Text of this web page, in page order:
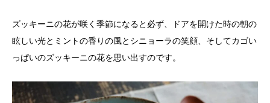
ズッキーニの花が咲く季節になると必ず、ドアを開けた時の朝の
眩しい光とミントの香りの風とシニョーラの笑顔、そしてカゴい
っぱいのズッキーニの花を思い出すのです。